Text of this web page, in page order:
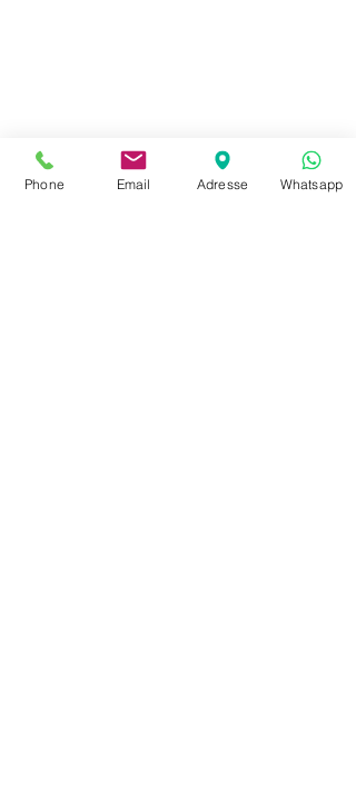
Phone Email Adresse Whatsapp